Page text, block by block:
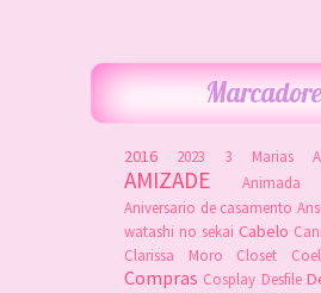
2016 2023 3 Marias
AMIZADE Animada
Aniversario de casamento
watashi no sekai Cabelo
Clarissa Moro
Closet
Compras Cosplay Desfile